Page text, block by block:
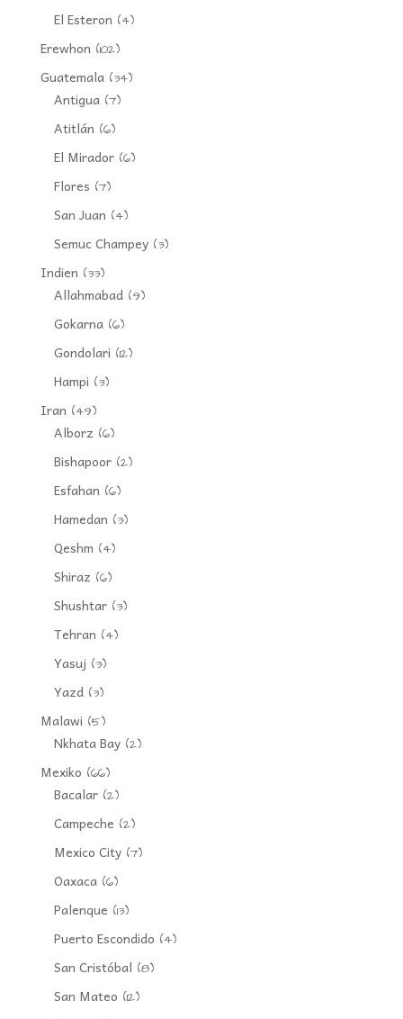
El Esteron (4)
Erewhon (102)
Guatemala(34)
Antigua(7)
Atitlán (6)
El Mirador(6)
Flores (7)
San Juan (4)
Semuc Champey(3)
Indien (33)
Allahmabad(9)
Gokarna(6)
Gondolari (12)
Hampi (3)
Iran (49)
Alborz (6)
Bishapoor(2)
Esfahan (6)
Hamedan (3)
Qeshm (4)
Shiraz (6)
Shushtar(3)
Tehran (4)
Yasuj (3)
Yazd(3)
Malawi (5)
Nkhata Bay(2)
Mexiko (66)
Bacalar(2)
Campeche (2)
Mexico City(7)
Oaxaca(6)
Palenque (13)
Puerto Escondido (4)
San Cristóbal (8)
San Mateo (12)